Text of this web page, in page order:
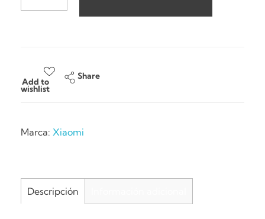
Add to
wishlist
Share
Marca: Xiaomi
Descripción